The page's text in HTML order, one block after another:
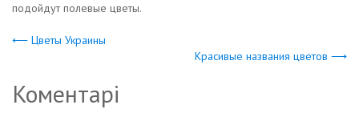
подойдут полевые цветы.
⟵ Цветы Украины
Красивые названия цветов ⟶
Коментарі